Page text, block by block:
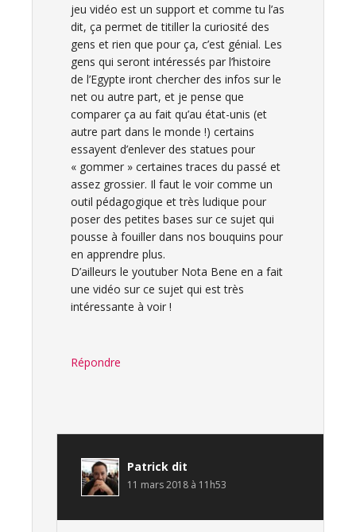
jeu vidéo est un support et comme tu l’as
dit, ça permet de titiller la curiosité des
gens et rien que pour ça, c’est génial. Les
gens qui seront intéressés par l’histoire
de l’Egypte iront chercher des infos sur le
net ou autre part, et je pense que
comparer ça au fait qu’au état-unis (et
autre part dans le monde !) certains
essayent d’enlever des statues pour
« gommer » certaines traces du passé et
assez grossier. Il faut le voir comme un
outil pédagogique et très ludique pour
poser des petites bases sur ce sujet qui
pousse à fouiller dans nos bouquins pour
en apprendre plus.
D’ailleurs le youtuber Nota Bene en a fait
une vidéo sur ce sujet qui est très
intéressante à voir !
Répondre
Patrick dit
11 mars 2018 à 11h53